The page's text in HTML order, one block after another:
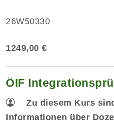
26W50330
1249,00 €
ÖIF
Zu diesem Kurs
Informationen über